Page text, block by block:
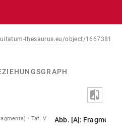
thesaurus.eu/object/1667381
Taf. V Abb. [A]: Fragmente